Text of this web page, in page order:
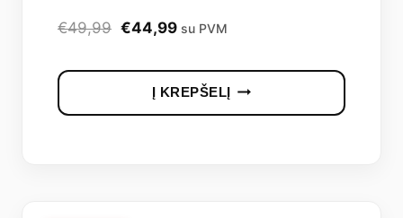
€49,99 Original
was:
€49,99.
€44,99Current
is:
€44,99.
su PVM
Į KREPŠELĮ